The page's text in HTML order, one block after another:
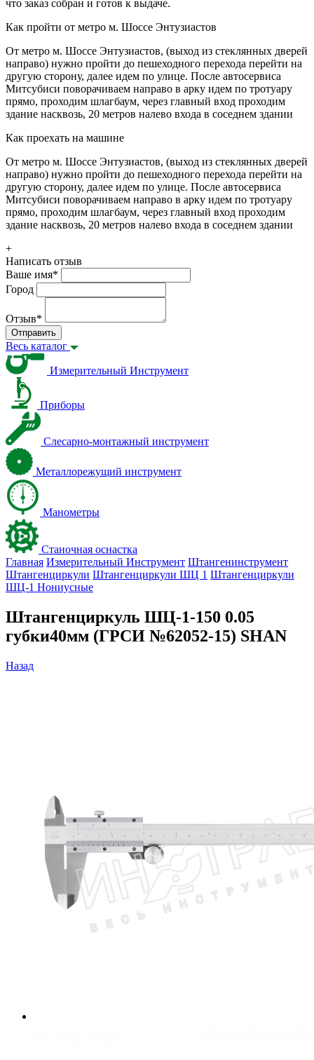
что заказ собран и готов к выдаче.
Как пройти от метро м. Шоссе Энтузиастов
От метро м. Шоссе Энтузиастов, (выход из стеклянных дверей
направо) нужно пройти до пешеходного перехода перейти на
другую сторону, далее идем по улице. После автосервиса
Митсубиси поворачиваем направо в арку идем по тротуару
прямо, проходим шлагбаум, через главный вход проходим
здание насквозь, 20 метров налево входа в соседнем здании
Как проехать на машине
От метро м. Шоссе Энтузиастов, (выход из стеклянных дверей
направо) нужно пройти до пешеходного перехода перейти на
другую сторону, далее идем по улице. После автосервиса
Митсубиси поворачиваем направо в арку идем по тротуару
прямо, проходим шлагбаум, через главный вход проходим
здание насквозь, 20 метров налево входа в соседнем здании
+
Написать отзыв
Ваше имя*
Город
Отзыв*
Отправить
Весь каталог
Измерительный Инструмент
Приборы
Слесарно-монтажный инструмент
Металлорежущий инструмент
Манометры
Станочная оснастка
Главная Измерительный Инструмент Штангенинструмент
Штангенциркули Штангенциркули ШЦ 1 Штангенциркули
ШЦ-1 Нониусные
Штангенциркуль ШЦ-1-150 0.05
губки40мм (ГРСИ №62052-15) SHAN
Назад